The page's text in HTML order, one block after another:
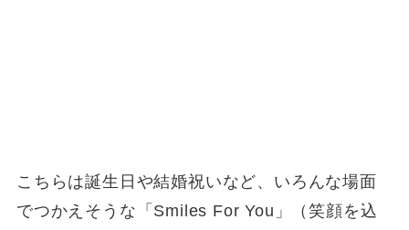
こちらは誕生日や結婚祝いなど、いろんな場面
でつかえそうな「Smiles For You」（笑顔を込